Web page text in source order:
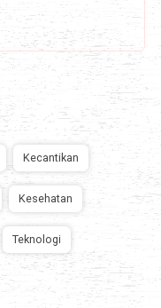
Kecantikan
Kesehatan
Teknologi